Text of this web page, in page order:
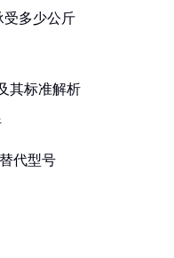
受多少公斤
其标准解析
代型号